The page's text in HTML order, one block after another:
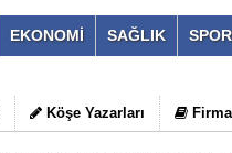
EKONOMİ SAĞLIK SPOR
Köşe Yazarları